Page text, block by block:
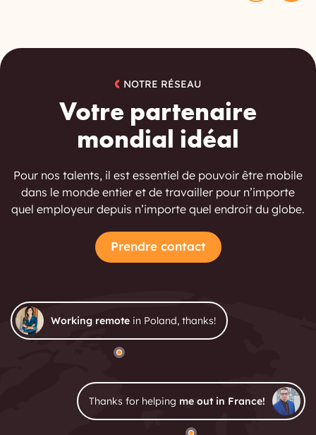
NOTRE RÉSEAU
Votre partenaire
mondial idéal
Pour nos talents, il est essentiel de pouvoir être mobile
dans le monde entier et de travailler pour n’importe
quel employeur depuis n’importe quel endroit du globe.
Prendre contact
Working remote in Poland, thanks!
Thanks for helping me out in France!